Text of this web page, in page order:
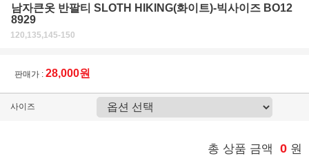
남자큰옷 반팔티 SLOTH HIKING(화이트)-빅사이즈 BO12
8929
120,135,145-150
판매가 : 28,000원
사이즈
총 상품 금액 0 원